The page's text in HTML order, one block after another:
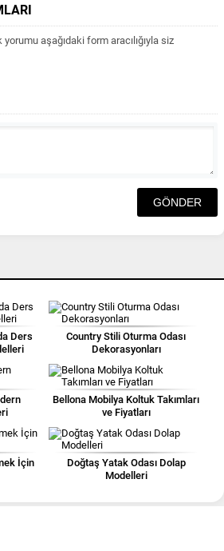
aşağıdaki form aracılığıyla siz
Ders
Country Stili Oturma Odası
Dekorasyonları
Bellona Mobilya Koltuk Takımları
ve Fiyatları
İçin
Doğtaş Yatak Odası Dolap
Modelleri